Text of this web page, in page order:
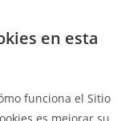
en esta
funciona el Sitio